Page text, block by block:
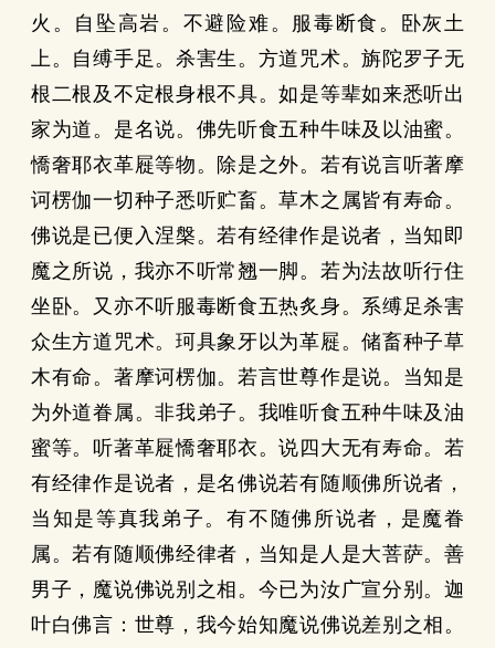
火。自坠高岩。不避险难。服毒断食。卧灰土
上。自缚手足。杀害生。方道咒术。旃陀罗子无
根二根及不定根身根不具。如是等辈如来悉听出
家为道。是名说。佛先听食五种牛味及以油蜜。
憍奢耶衣革屣等物。除是之外。若有说言听著摩
诃楞伽一切种子悉听贮畜。草木之属皆有寿命。
佛说是已便入涅槃。若有经律作是说者，当知即
魔之所说，我亦不听常翘一脚。若为法故听行住
坐卧。又亦不听服毒断食五热炙身。系缚足杀害
众生方道咒术。珂具象牙以为革屣。储畜种子草
木有命。著摩诃楞伽。若言世尊作是说。当知是
为外道眷属。非我弟子。我唯听食五种牛味及油
蜜等。听著革屣憍奢耶衣。说四大无有寿命。若
有经律作是说者，是名佛说若有随顺佛所说者，
当知是等真我弟子。有不随佛所说者，是魔眷
属。若有随顺佛经律者，当知是人是大菩萨。善
男子，魔说佛说别之相。今已为汝广宣分别。迦
叶白佛言：世尊，我今始知魔说佛说差别之相。